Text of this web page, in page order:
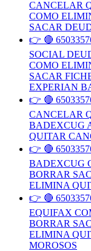
CANCELAR
COMO
SACAR
👉 🔴
SOCIAL
COMO
SACAR
EXPERIAN
👉 🔴
CANCELAR
BADEXCUG
QUITAR
👉 🔴
BADEXCUG
BORRAR
ELIMINA
👉 🔴
EQUIFAX
BORRAR
ELIMINA
MOROSOS